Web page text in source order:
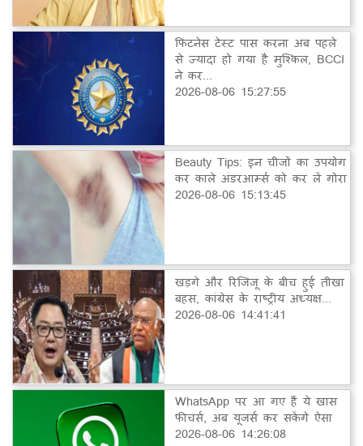
फिटनेस टेस्ट पास करना अब पहले
से ज्यादा हो गया है मुश्किल, BCCI
ने कर...
2026-08-06 15:27:55
Beauty Tips: इन चीजों का उपयोग
कर काले अंडरआर्म्स को कर लें गोरा
2026-08-06 15:13:45
खड़गे और रिजिजू के बीच हुई तीखा
बहस, कांग्रेस के राष्ट्रीय अध्यक्ष...
2026-08-06 14:41:41
WhatsApp पर आ गए हैं ये खास
फीचर्स, अब यूजर्स कर सकेंगे ऐसा
2026-08-06 14:26:08